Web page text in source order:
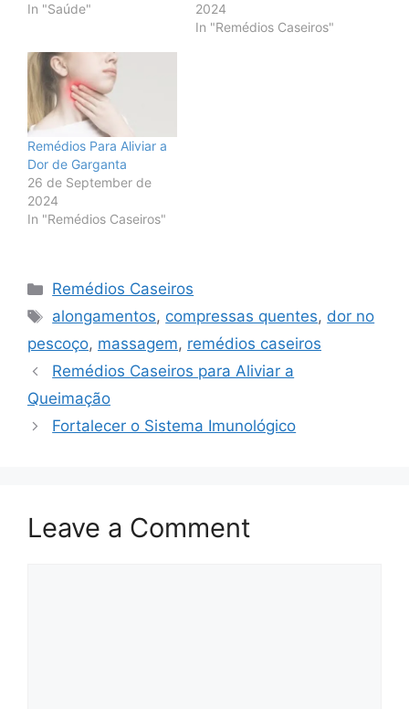
In "Saúde"
2024
In "Remédios Caseiros"
Remédios Para Aliviar a
Dor de Garganta
26 de September de
2024
In "Remédios Caseiros"
Categories
Remédios Caseiros
Tags
alongamentos, compressas quentes, dor no
pescoço, massagem, remédios caseiros
Remédios Caseiros para Aliviar a
Queimação
Fortalecer o Sistema Imunológico
Leave a Comment